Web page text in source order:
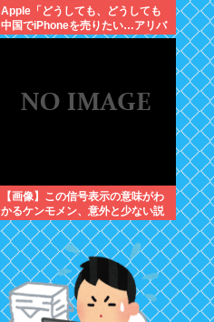
Apple「どうしても、どうしても
中国でiPhoneを売りたい…アリバ
バさん提携しよ！」中国AI企業に
【画像】この信号表示の意味がわ
かるケンモメン、意外と少ない説